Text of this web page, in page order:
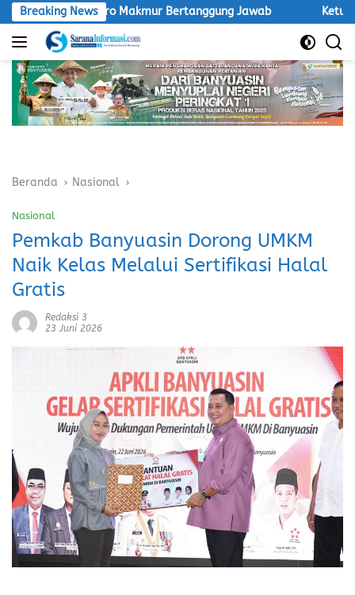
Langsung
ke
konten
Breaking News
Agro Makmur Bertanggung Jawab Ketua LSM Macan
Beranda Nasional
Nasional
Pemkab Banyuasin Dorong UMKM
Naik Kelas Melalui Sertifikasi Halal
Gratis
Redaksi 3
23 Juni 2026